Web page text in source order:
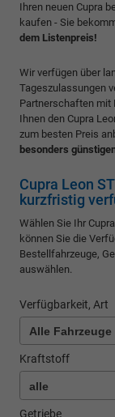
Ihren neuen Cupra
kaufen - Sie
dem Listenpreis!
Wir verfügen über
Tageszulassungen
Partnerschaften mit
Ihnen den Cupra
zum besten Preis
besonders
Cupra Leon
kurzfristig
Wählen Sie Ihr
können Sie die
Bestellfahrzeuge,
auswählen.
Verfügbarkeit, Art
Kraftstoff
Getriebe